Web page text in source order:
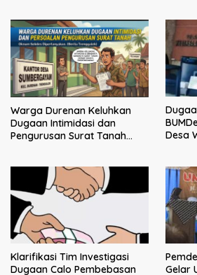
Warga Durenan Keluhkan
Dugaan Intimidasi dan
Pengurusan Surat Tanah
Desa
Klarifikasi Tim Investigasi
Dugaan Calo Pembebasan
Gelar